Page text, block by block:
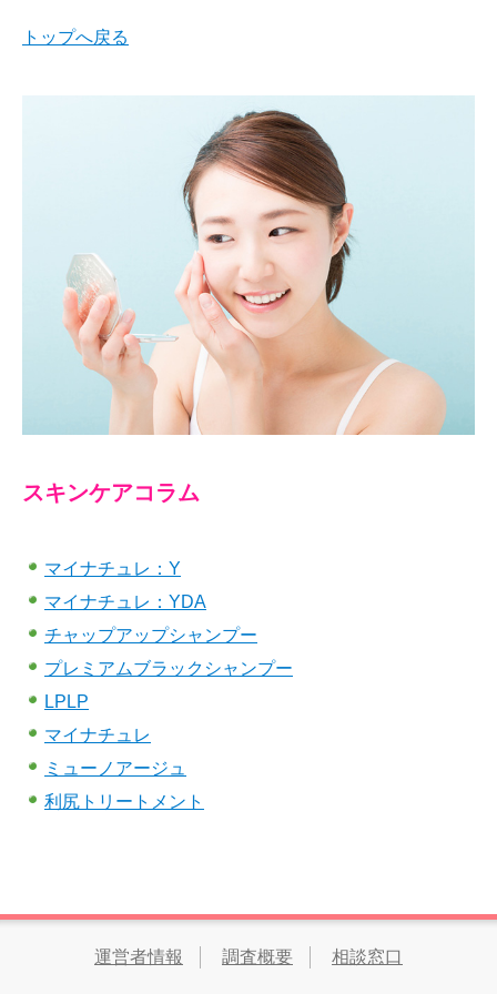
トップへ戻る
スキンケアコラム
マイナチュレ：Y
マイナチュレ：YDA
チャップアップシャンプー
プレミアムブラックシャンプー
LPLP
マイナチュレ
ミューノアージュ
利尻トリートメント
運営者情報 調査概要 相談窓口